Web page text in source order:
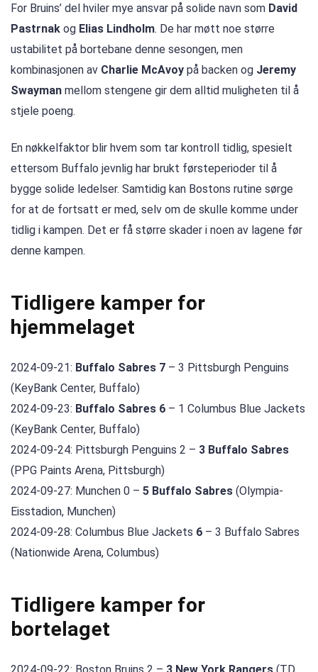
For Bruins’ del hviler mye ansvar på solide navn som David
Pastrnak og Elias Lindholm. De har møtt noe større
ustabilitet på bortebane denne sesongen, men
kombinasjonen av Charlie McAvoy på backen og Jeremy
Swayman mellom stengene gir dem alltid muligheten til å
stjele poeng.
En nøkkelfaktor blir hvem som tar kontroll tidlig, spesielt
ettersom Buffalo jevnlig har brukt førsteperioder til å
bygge solide ledelser. Samtidig kan Bostons rutine sørge
for at de fortsatt er med, selv om de skulle komme under
tidlig i kampen. Det er få større skader i noen av lagene før
denne kampen.
Tidligere kamper for
hjemmelaget
2024-09-21: Buffalo Sabres 7 – 3 Pittsburgh Penguins
(KeyBank Center, Buffalo)
2024-09-23: Buffalo Sabres 6 – 1 Columbus Blue Jackets
(KeyBank Center, Buffalo)
2024-09-24: Pittsburgh Penguins 2 – 3 Buffalo Sabres
(PPG Paints Arena, Pittsburgh)
2024-09-27: Munchen 0 – 5 Buffalo Sabres (Olympia-
Eisstadion, Munchen)
2024-09-28: Columbus Blue Jackets 6 – 3 Buffalo Sabres
(Nationwide Arena, Columbus)
Tidligere kamper for
bortelaget